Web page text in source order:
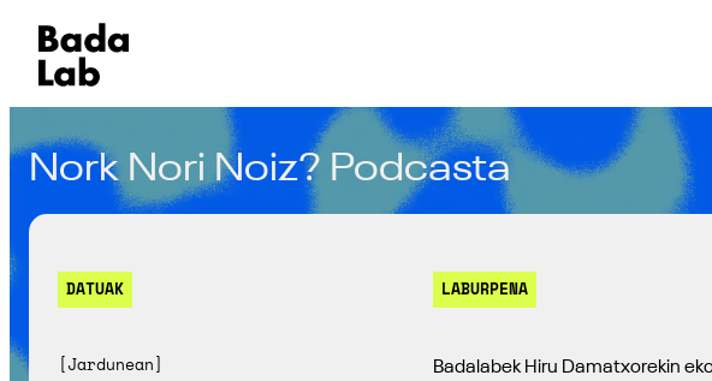
Nork Nori Noiz? Podcasta
DATUAK
[Jardunean]
LABURPENA
Badalabek Hiru Damatxorekin